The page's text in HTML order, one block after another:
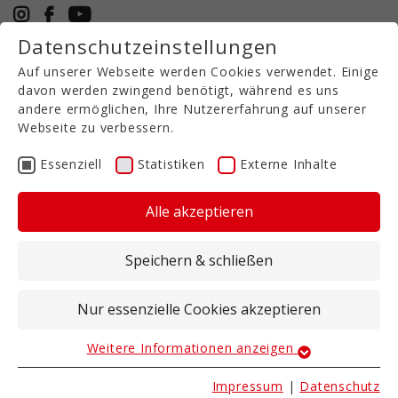
+49 5971 94632-0
DE
CULEX XT
Bis zu 9 Meter Arbeitsbreite!
Das CULEX XT ist für große
Arbeitsbreiten 7,70 und 9 m
Reihenabstände 75 cm
Datenschutzeinstellungen
Auf unserer Webseite werden Cookies verwendet. Einige
davon werden zwingend benötigt, während es uns
andere ermöglichen, Ihre Nutzererfahrung auf unserer
Webseite zu verbessern.
Essenziell Statistiken Externe Inhalte
Alle akzeptieren
Speichern & schließen
Nur essenzielle Cookies akzeptieren
Essenziell
Essenzielle Cookies werden für grundlegende
Weitere Informationen anzeigen
Impressum | Datenschutz